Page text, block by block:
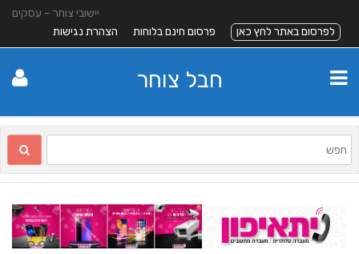
יישובי צוחר – עסקים
לפרסום באתר לחץ כאן
פרסום חינם בלוחות הצהרת נגישות
חבל צוחר